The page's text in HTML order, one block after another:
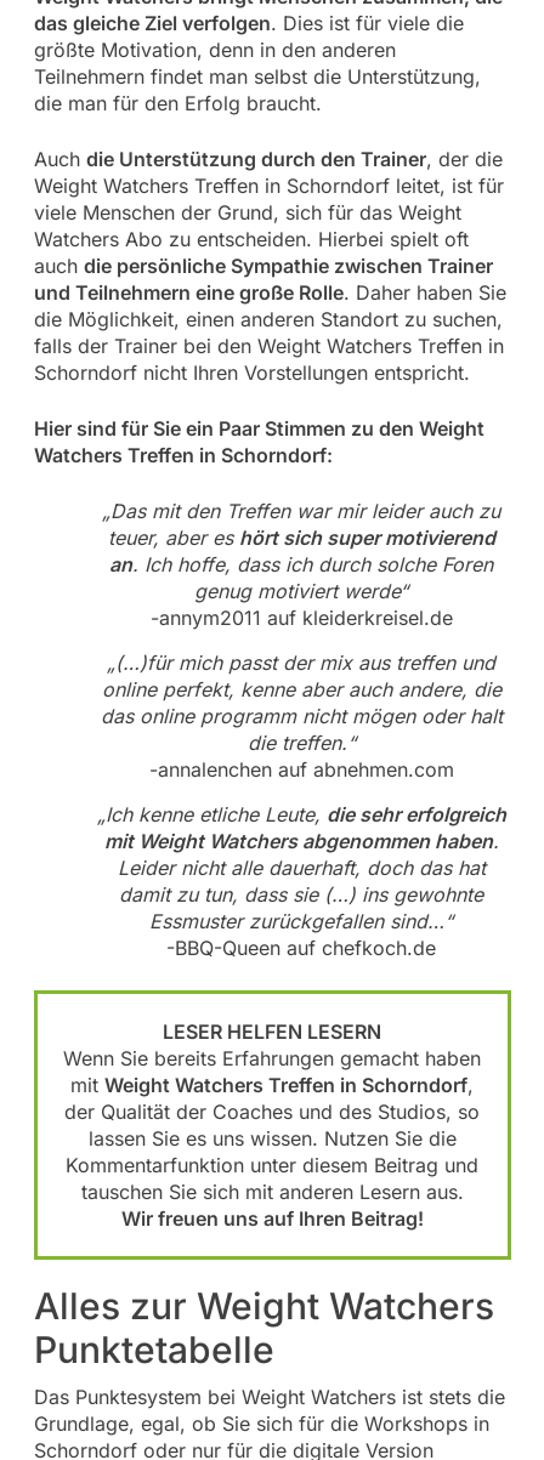
das gleiche Ziel verfolgen. Dies ist für viele die
größte Motivation, denn in den anderen
Teilnehmern findet man selbst die Unterstützung,
die man für den Erfolg braucht.
Auch die Unterstützung durch den Trainer, der die
Weight Watchers Treffen in Schorndorf leitet, ist für
viele Menschen der Grund, sich für das Weight
Watchers Abo zu entscheiden. Hierbei spielt oft
auch die persönliche Sympathie zwischen Trainer
und Teilnehmern eine große Rolle. Daher haben Sie
die Möglichkeit, einen anderen Standort zu suchen,
falls der Trainer bei den Weight Watchers Treffen in
Schorndorf nicht Ihren Vorstellungen entspricht.
Hier sind für Sie ein Paar Stimmen zu den Weight
Watchers Treffen in Schorndorf:
„Das mit den Treffen war mir leider auch zu
teuer, aber es hört sich super motivierend
an. Ich hoffe, dass ich durch solche Foren
genug motiviert werde“
-annym2011 auf kleiderkreisel.de
„(…)für mich passt der mix aus treffen und
online perfekt, kenne aber auch andere, die
das online programm nicht mögen oder halt
die treffen.“
-annalenchen auf abnehmen.com
„Ich kenne etliche Leute, die sehr erfolgreich
mit Weight Watchers abgenommen haben.
Leider nicht alle dauerhaft, doch das hat
damit zu tun, dass sie (…) ins gewohnte
Essmuster zurückgefallen sind…“
-BBQ-Queen auf chefkoch.de
LESER HELFEN LESERN
Wenn Sie bereits Erfahrungen gemacht haben
mit Weight Watchers Treffen in Schorndorf,
der Qualität der Coaches und des Studios, so
lassen Sie es uns wissen. Nutzen Sie die
Kommentarfunktion unter diesem Beitrag und
tauschen Sie sich mit anderen Lesern aus.
Wir freuen uns auf Ihren Beitrag!
Alles zur Weight Watchers
Punktetabelle
Das Punktesystem bei Weight Watchers ist stets die
Grundlage, egal, ob Sie sich für die Workshops in
Schorndorf oder nur für die digitale Version